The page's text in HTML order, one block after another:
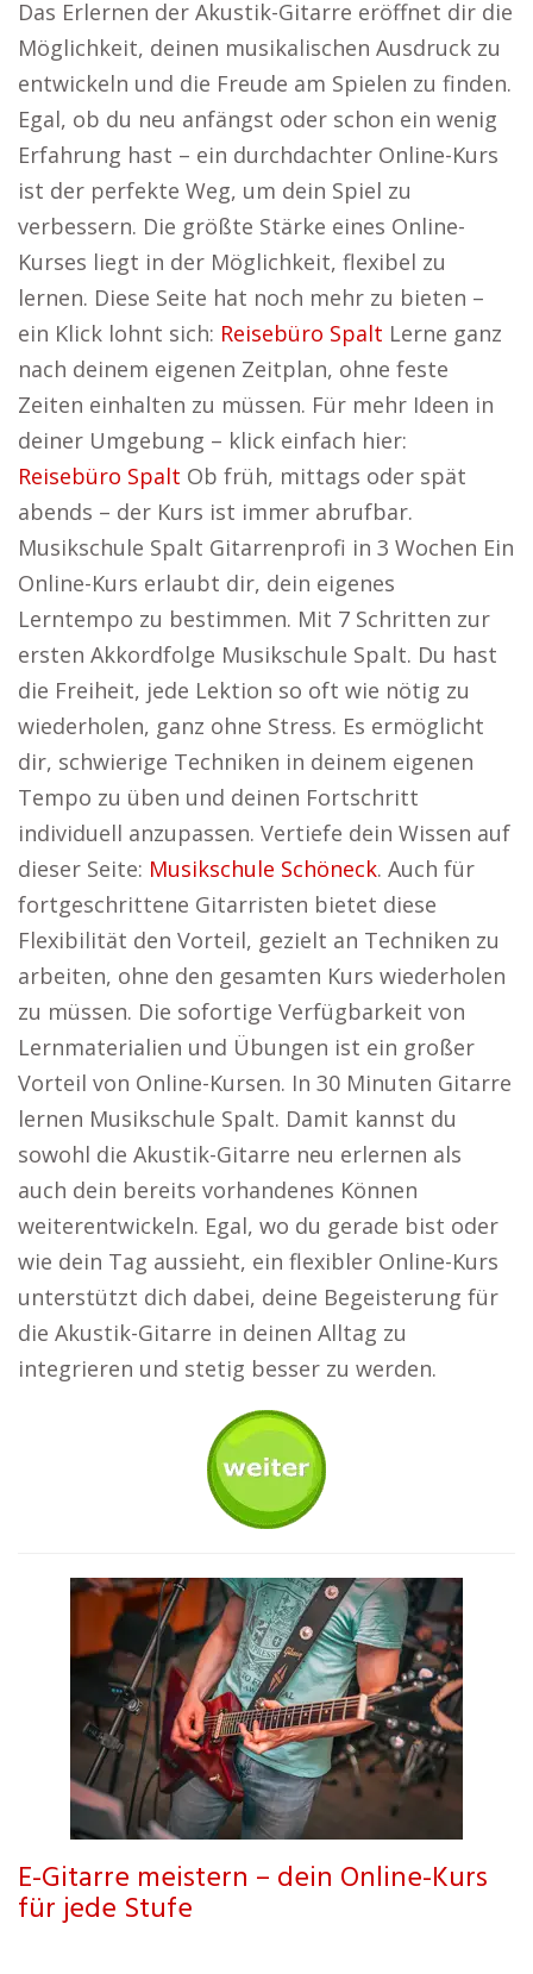
Das Erlernen der Akustik-Gitarre eröffnet dir die
Möglichkeit, deinen musikalischen Ausdruck zu
entwickeln und die Freude am Spielen zu finden.
Egal, ob du neu anfängst oder schon ein wenig
Erfahrung hast – ein durchdachter Online-Kurs
ist der perfekte Weg, um dein Spiel zu
verbessern. Die größte Stärke eines Online-
Kurses liegt in der Möglichkeit, flexibel zu
lernen. Diese Seite hat noch mehr zu bieten –
ein Klick lohnt sich: Reisebüro Spalt Lerne ganz
nach deinem eigenen Zeitplan, ohne feste
Zeiten einhalten zu müssen. Für mehr Ideen in
deiner Umgebung – klick einfach hier:
Reisebüro Spalt Ob früh, mittags oder spät
abends – der Kurs ist immer abrufbar.
Musikschule Spalt Gitarrenprofi in 3 Wochen Ein
Online-Kurs erlaubt dir, dein eigenes
Lerntempo zu bestimmen. Mit 7 Schritten zur
ersten Akkordfolge Musikschule Spalt. Du hast
die Freiheit, jede Lektion so oft wie nötig zu
wiederholen, ganz ohne Stress. Es ermöglicht
dir, schwierige Techniken in deinem eigenen
Tempo zu üben und deinen Fortschritt
individuell anzupassen. Vertiefe dein Wissen auf
dieser Seite: Musikschule Schöneck. Auch für
fortgeschrittene Gitarristen bietet diese
Flexibilität den Vorteil, gezielt an Techniken zu
arbeiten, ohne den gesamten Kurs wiederholen
zu müssen. Die sofortige Verfügbarkeit von
Lernmaterialien und Übungen ist ein großer
Vorteil von Online-Kursen. In 30 Minuten Gitarre
lernen Musikschule Spalt. Damit kannst du
sowohl die Akustik-Gitarre neu erlernen als
auch dein bereits vorhandenes Können
weiterentwickeln. Egal, wo du gerade bist oder
wie dein Tag aussieht, ein flexibler Online-Kurs
unterstützt dich dabei, deine Begeisterung für
die Akustik-Gitarre in deinen Alltag zu
integrieren und stetig besser zu werden.
E-Gitarre meistern – dein Online-Kurs
für jede Stufe